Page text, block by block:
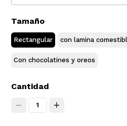
Tamaño
Rectangular con lamina
Con chocolatines y oreos
Cantidad
1